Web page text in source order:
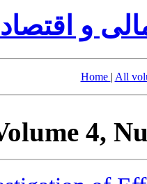
و
Home | All
4,